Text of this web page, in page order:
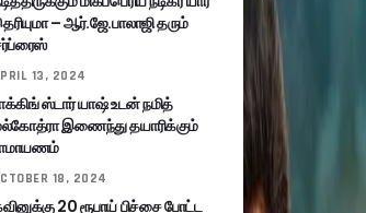
– ஆர்.ஜே.பாலாஜி தரும்
13, 2024
ஸ்டார் யாஷ் உடன் நமித்
இணைந்து தயாரிக்கும்
18, 2024
20 ரூபாய் பிச்சை போட்ட